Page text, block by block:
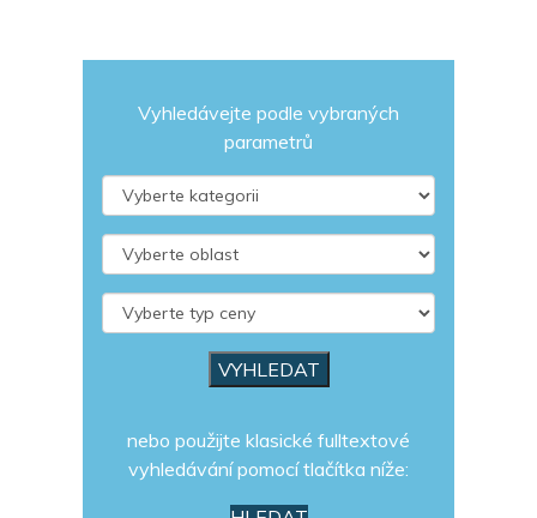
Vyhledávejte podle vybraných
parametrů
nebo použijte klasické fulltextové
vyhledávání pomocí tlačítka níže: